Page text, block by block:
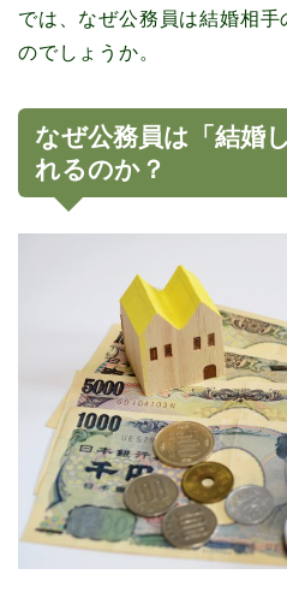
では、なぜ公務員は結婚相
のでしょうか。
なぜ公務員は「結婚
れるのか？